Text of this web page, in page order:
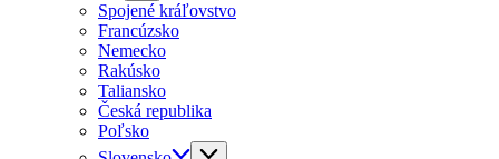
Spojené kráľovstvo
Francúzsko
Nemecko
Rakúsko
Taliansko
Česká republika
Poľsko